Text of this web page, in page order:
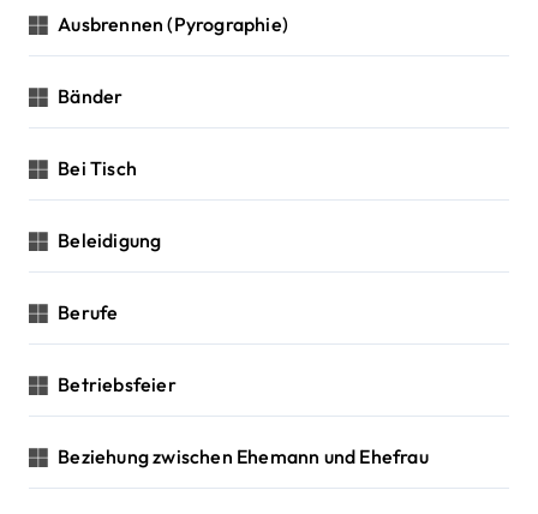
Ausbrennen (Pyrographie)
Bänder
Bei Tisch
Beleidigung
Berufe
Betriebsfeier
Beziehung zwischen Ehemann und Ehefrau